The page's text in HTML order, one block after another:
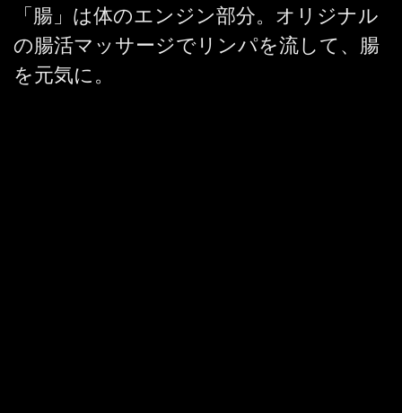
「腸」は体のエンジン部分。オリジナル
の腸活マッサージでリンパを流して、腸
を元気に。